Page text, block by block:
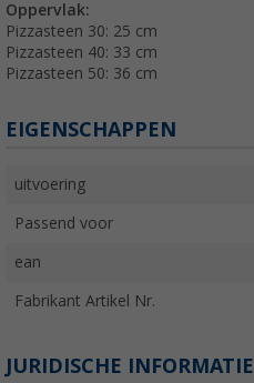
Oppervlak:
Pizzasteen 30: 25 cm
Pizzasteen 40: 33 cm
Pizzasteen 50: 36 cm
EIGENSCHAPPEN
uitvoering
Passend voor
ean
Fabrikant Artikel Nr.
JURIDISCHE INFORMATIE